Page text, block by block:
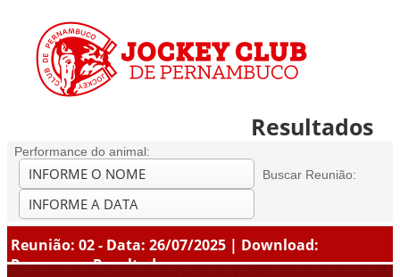
Resultados
Performance do animal:
Buscar Reunião:
Reunião: 02 - Data: 26/07/2025 | Download:
Programa-Resultados